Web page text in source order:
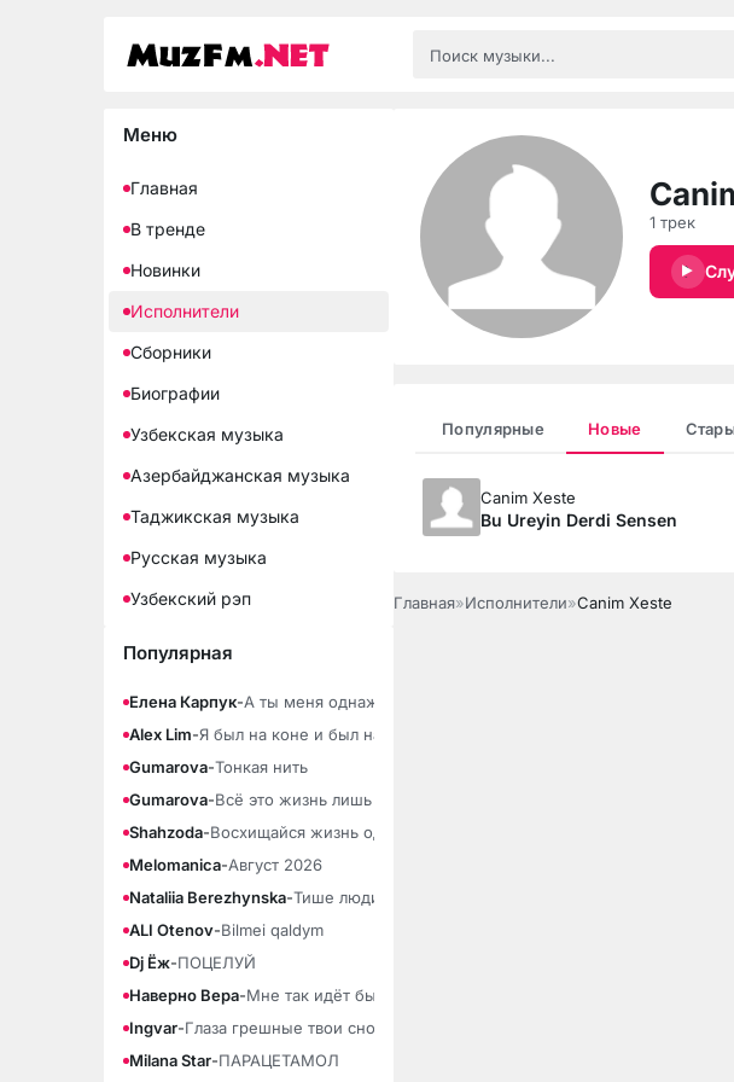
Меню
Главная
В тренде
Новинки
Исполнители
Сборники
Биографии
Узбекская музыка
Азербайджанская музыка
Таджикская музыка
Русская музыка
Узбекский рэп
Популярная
Елена Карпук-А ты меня однажды позовёшь
Alex Lim-Я был на коне и был на плахе
Gumarova-Тонкая нить
Gumarova-Всё это жизнь лишь тонкая нить
Shahzoda-Восхищайся жизнь одна
Melomanica-Август 2026
Nataliia Berezhynska-Тише люди ради бога тише (Полная версия)
ALI Otenov-Bilmei qaldym
Dj Ёж-ПОЦЕЛУЙ
Наверно Вера-Мне так идёт быть свободной
Ingvar-Глаза грешные твои снова сердце
Milana Star-ПАРАЦЕТАМОЛ
1 трек
Популярные Новые
Canim Xeste
Bu Ureyin Derdi Sensen
Главная»Исполнители»Canim Xeste